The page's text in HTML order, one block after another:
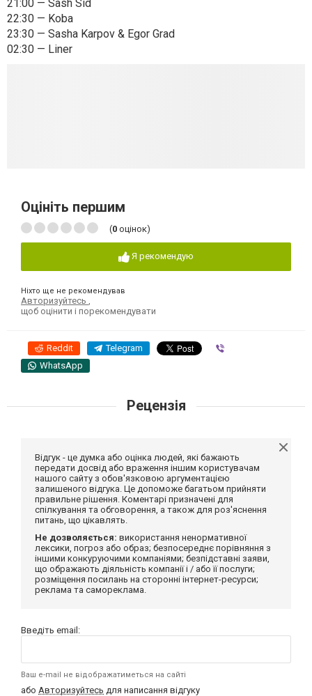
21:00 — Sash Sid
22:30 — Koba
23:30 — Sasha Karpov & Egor Grad
02:30 — Liner
Оцініть першим
(0 оцінок)
Я рекомендую
Ніхто ще не рекомендував
Авторизуйтесь
щоб оцінити і порекомендувати
Reddit Telegram
WhatsApp
Рецензія
Відгук - це думка або оцінка людей, які бажають
передати досвід або враження іншим користувачам
нашого сайту з обов'язковою аргументацією
залишеного відгука. Це допоможе багатьом прийняти
правильне рішення. Коментарі призначені для
спілкування та обговорення, а також для роз'яснення
питань, що цікавлять.
Не дозволяється: використання ненормативної
лексики, погроз або образ; безпосереднє порівняння з
іншими конкуруючими компаніями; безпідставні заяви,
що ображають діяльність компанії і / або її послуги;
розміщення посилань на сторонні інтернет-ресурси;
реклама та самореклама.
Введіть email:
Ваш e-mail не відображатиметься на сайті
або Авторизуйтесь для написання відгуку